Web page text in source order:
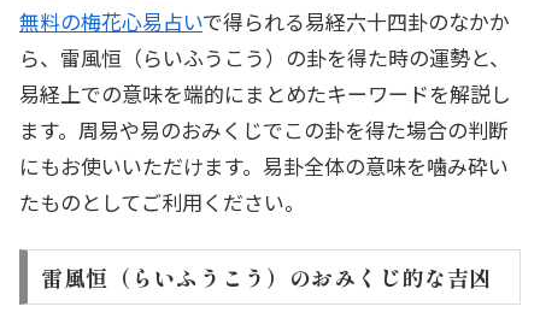
無料の梅花心易占いで得られる易経六十四卦のなかか
ら、雷風恒（らいふうこう）の卦を得た時の運勢と、
易経上での意味を端的にまとめたキーワードを解説し
ます。周易や易のおみくじでこの卦を得た場合の判断
にもお使いいただけます。易卦全体の意味を噛み砕い
たものとしてご利用ください。
雷風恒（らいふうこう）のおみくじ的な吉凶